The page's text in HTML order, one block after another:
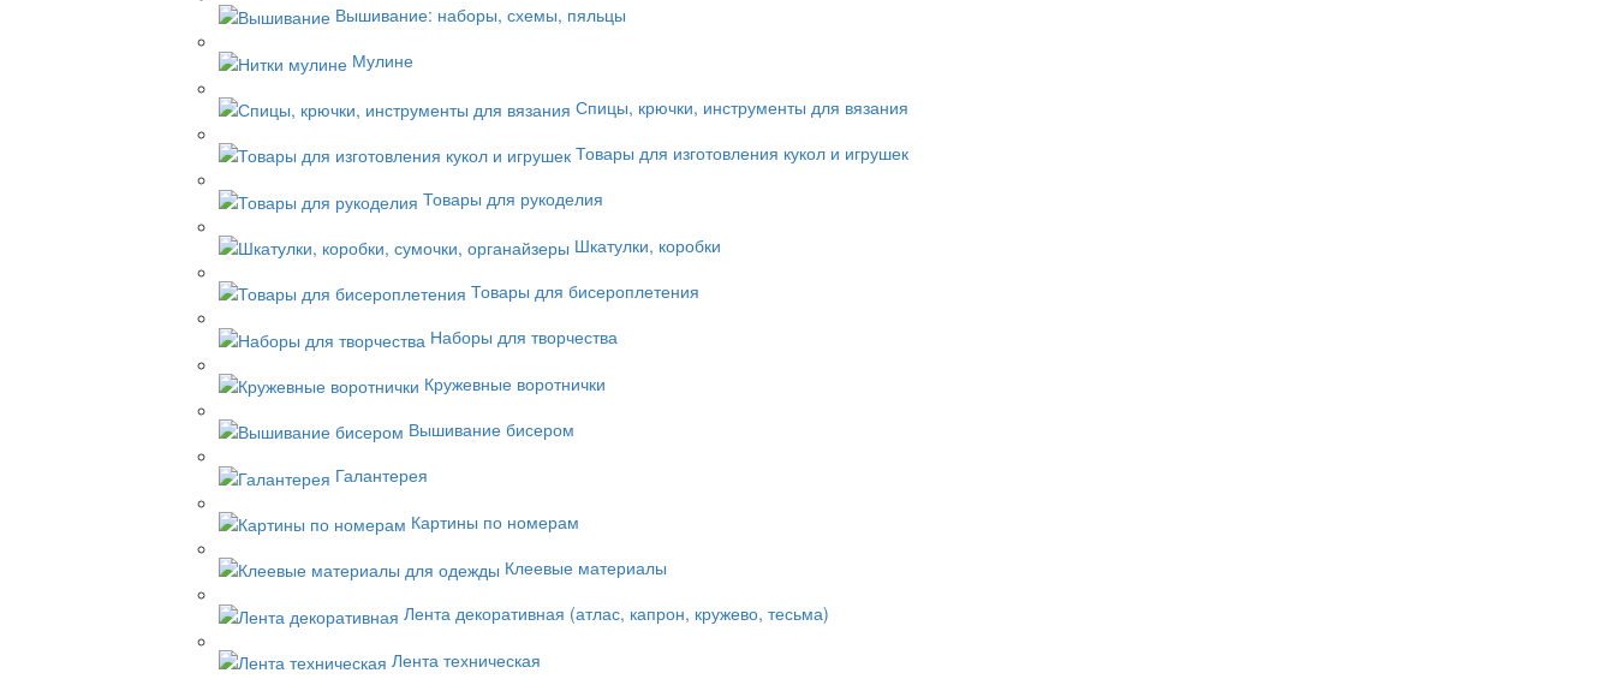
Вышивание: наборы, схемы, пяльцы
Мулине
Спицы, крючки, инструменты для вязания
Товары для изготовления кукол и игрушек
Товары для рукоделия
Шкатулки, коробки
Товары для бисероплетения
Наборы для творчества
Кружевные воротнички
Вышивание бисером
Галантерея
Картины по номерам
Клеевые материалы
Лента декоративная (атлас, капрон, кружево, тесьма)
Лента техническая